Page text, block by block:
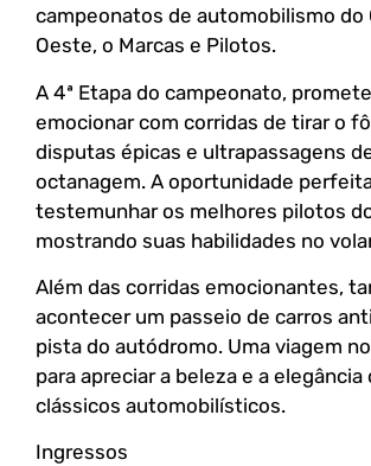
campeonatos de automobilismo do
Oeste, o Marcas e Pilotos.
A 4ª Etapa do campeonato, promete
emocionar com corridas de tirar o
disputas épicas e ultrapassagens
octanagem. A oportunidade
testemunhar os melhores pilotos
mostrando suas habilidades no
Além das corridas emocionantes,
acontecer um passeio de carros
pista do autódromo. Uma viagem
para apreciar a beleza e a elegância
clássicos automobilísticos.
Ingressos